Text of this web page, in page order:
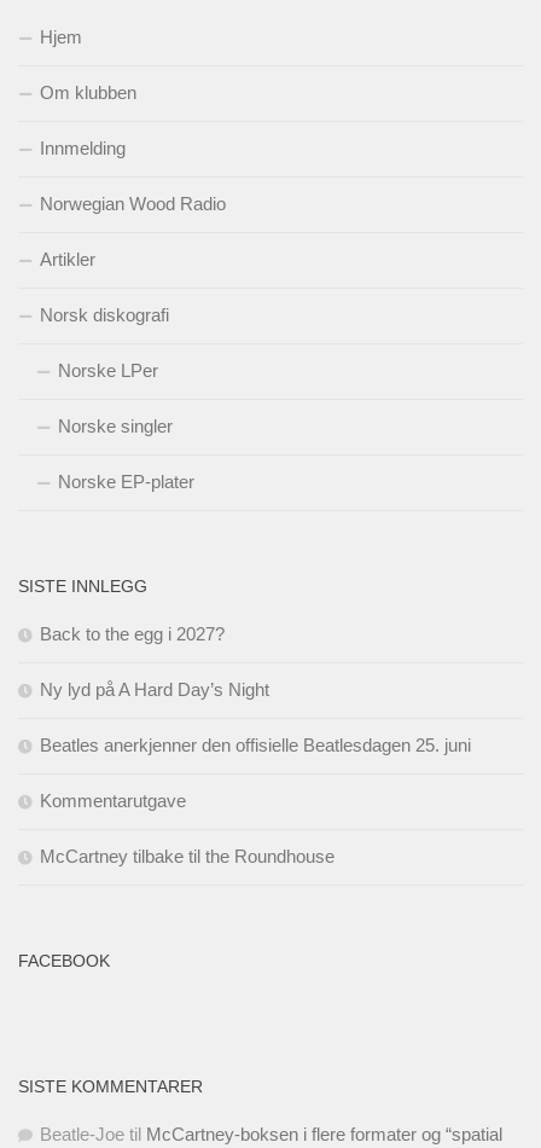
Hjem
Om klubben
Innmelding
Norwegian Wood Radio
Artikler
Norsk diskografi
Norske LPer
Norske singler
Norske EP-plater
SISTE INNLEGG
Back to the egg i 2027?
Ny lyd på A Hard Day’s Night
Beatles anerkjenner den offisielle Beatlesdagen 25. juni
Kommentarutgave
McCartney tilbake til the Roundhouse
FACEBOOK
SISTE KOMMENTARER
Beatle-Joe til McCartney-boksen i flere formater og “spatial